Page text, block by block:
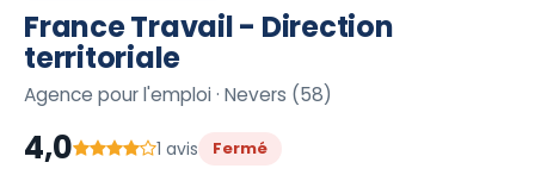
France Travail - Direction
territoriale
Agence pour l'emploi · Nevers (58)
4,0 1 avis Fermé